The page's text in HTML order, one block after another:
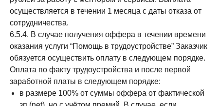
осуществляется в течении 1 месяца с даты отказа от
сотрудничества.
6.5.4. В случае получения оффера в течении времени
оказания услуги “Помощь в трудоустройстве” Заказчик
обязуется осуществить оплату в следующем порядке.
Оплата по факту трудоустройства и после первой
заработной платы в следующем порядке:
в размере 100% от суммы оффера от фактической